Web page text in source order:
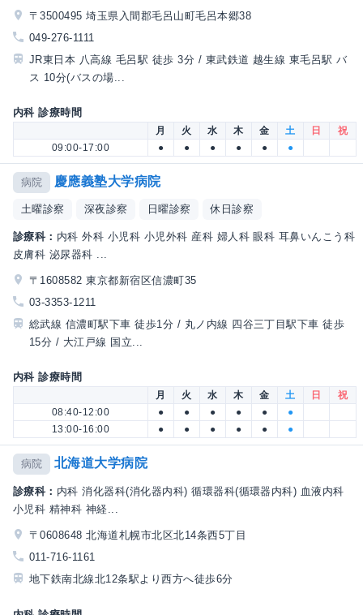
〒3500495 埼玉県入間郡毛呂山町毛呂本郷38
049-276-1111
JR東日本 八高線 毛呂駅 徒歩 3分 / 東武鉄道 越生線 東毛呂駅 バ
ス 10分(バスの場...
内科 診療時間
月 火 水 木 金 土 日
祝
09:00-17:00
● ● ● ● ● ●
病院 慶應義塾大学病院
土曜診察 深夜診察 日曜診察 休日診察
診療科： 内科 外科 小児科 小児外科 産科 婦人科 眼科 耳鼻いんこう科
皮膚科 泌尿器科 ...
〒1608582 東京都新宿区信濃町35
03-3353-1211
総武線 信濃町駅下車 徒歩1分 / 丸ノ内線 四谷三丁目駅下車 徒歩
15分 / 大江戸線 国立...
内科 診療時間
月 火 水 木 金 土 日
祝
08:40-12:00
● ● ● ● ●
●
13:00-16:00
● ● ● ● ● ●
病院 北海道大学病院
診療科： 内科 消化器科(消化器内科) 循環器科(循環器内科) 血液内科
小児科 精神科 神経...
〒0608648 北海道札幌市北区北14条西5丁目
011-716-1161
地下鉄南北線北12条駅より西方へ徒歩6分